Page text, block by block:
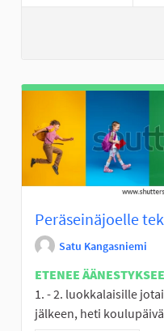
Peräseinäjoelle
Satu Kangasniemi
ETENEE
1. - 2. luokkalaisille
jälkeen, heti